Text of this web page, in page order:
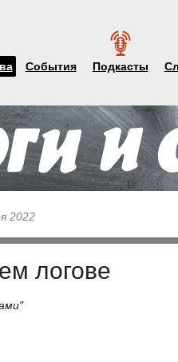
События Подкасты
2022
логове